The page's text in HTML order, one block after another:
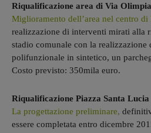
Riqualificazione area di Via Olimpia
Miglioramento dell’area nel centro di
realizzazione di interventi mirati alla
stadio comunale con la realizzazione
polifunzionale in sintetico, un
Costo previsto: 350mila euro.
Riqualificazione Piazza Santa Lucia
La progettazione preliminare,
essere completata entro dicembre